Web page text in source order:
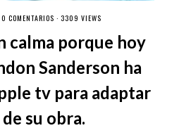
0 COMENTARIOS · 3309 VIEWS
calma porque hoy
Sanderson ha
tv para adaptar
su obra.